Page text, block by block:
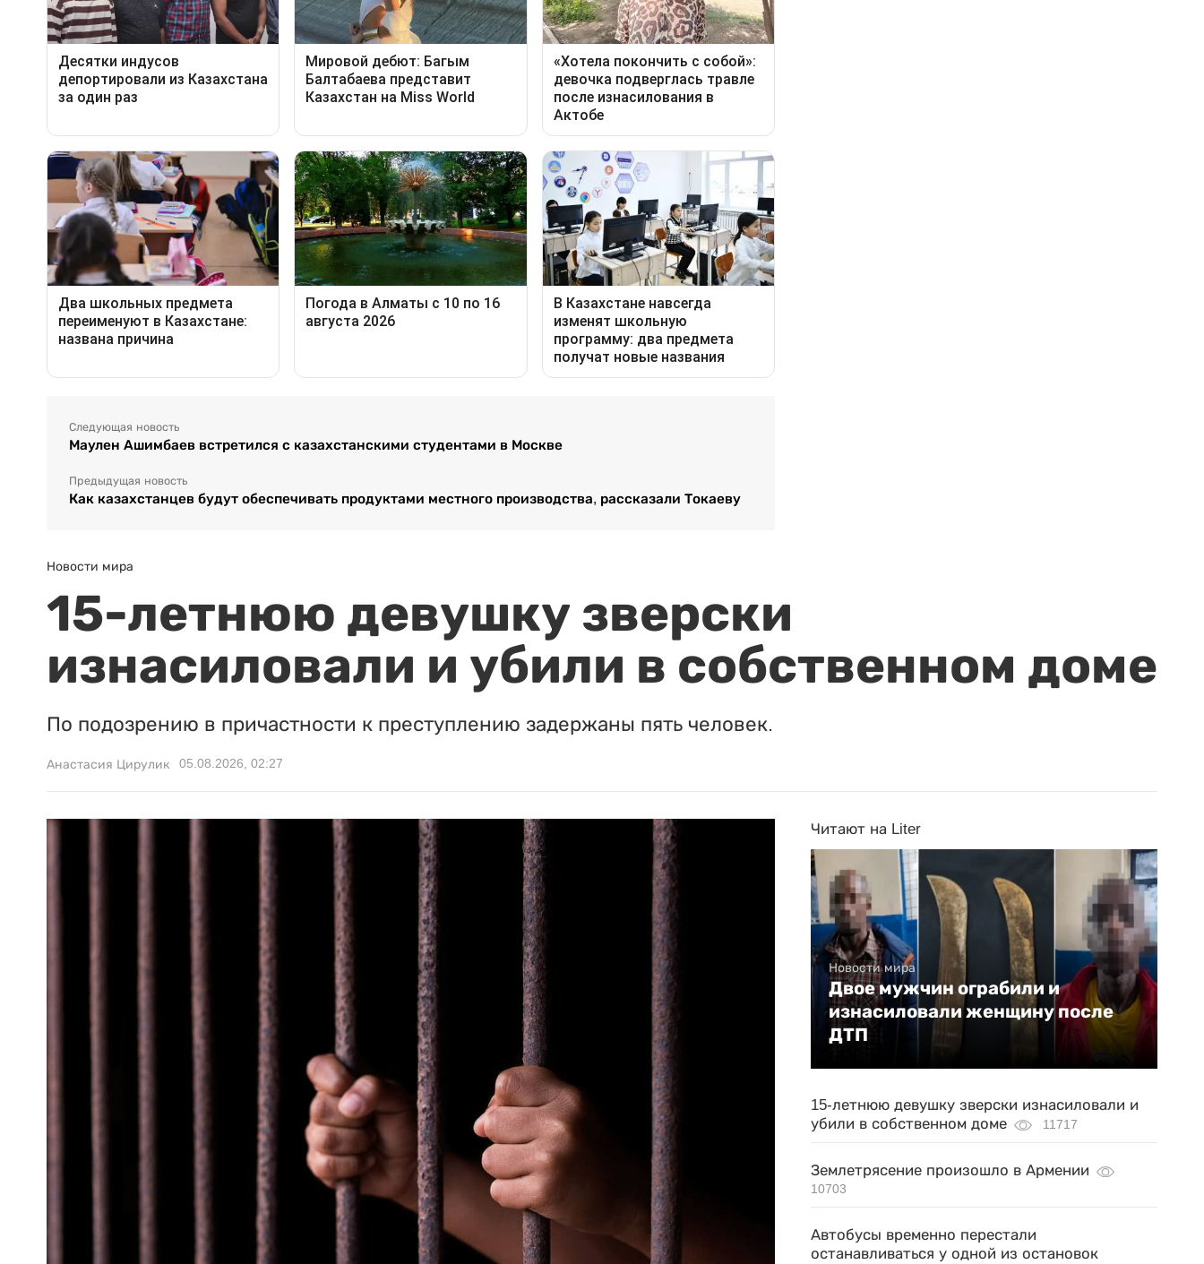
Следующая новость
Маулен Ашимбаев встретился с казахстанскими студентами в Москве
Предыдущая новость
Как казахстанцев будут обеспечивать продуктами местного производства, рассказали Токаеву
Новости мира
15-летнюю девушку зверски
изнасиловали и убили в собственном доме
По подозрению в причастности к преступлению задержаны пять человек.
Анастасия Цирулик 05.08.2026, 02:27
Читают на Liter
Новости мира
Двое мужчин ограбили и
изнасиловали женщину после
ДТП
15-летнюю девушку зверски изнасиловали и
убили в собственном доме
11717
Землетрясение произошло в Армении
10703
Автобусы временно перестали
останавливаться у одной из остановок